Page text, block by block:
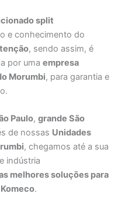
split
e conhecimento do
, sendo assim, é
por umaempresa
Morumbi, para garantia e
Paulo,grande São
de nossas Unidades
, chegamos até a sua
indústria
melhores soluções para
.